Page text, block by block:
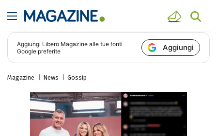
Aggiungi Libero Magazine alle tue fonti
Google preferite
Aggiungi
Magazine News Gossip